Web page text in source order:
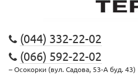
(044) 332-22-02
(066) 592-22-02
– Осокорки (вул. Садова, 53-А буд. 43)